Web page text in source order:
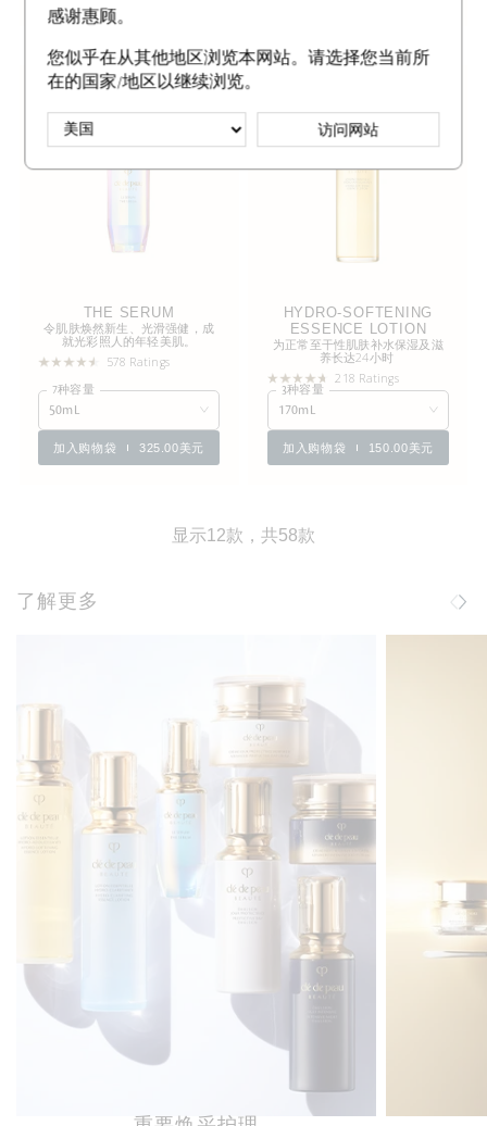
新容量
THE SERUM
令肌肤焕然新生、光滑强健，成
就光彩照人的年轻美肌。
578 Ratings
7种容量
50mL
加入购物袋 325.00美元
HYDRO-SOFTENING
ESSENCE LOTION
为正常至干性肌肤补水保湿及滋
养长达24小时
218 Ratings
3种容量
170mL
加入购物袋 150.00美元
显示12款，共58款
了解更多
感谢惠顾。
您似乎在从其他地区浏览本网站。请选择您当前所
在的国家/地区以继续浏览。
访问网站